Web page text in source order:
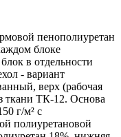
пенополиуретан
блоке
в отдельности
- вариант
верх (рабочая
ткани ТК-12. Основа
г/м² с
полиуретановой